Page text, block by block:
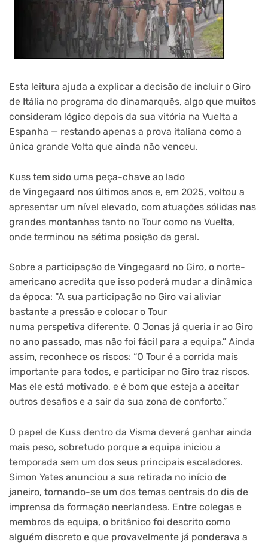
Esta leitura ajuda a explicar a decisão de incluir o Giro
de Itália no programa do dinamarquês, algo que muitos
consideram lógico depois da sua vitória na Vuelta a
Espanha — restando apenas a prova italiana como a
única grande Volta que ainda não venceu.
Kuss tem sido uma peça-chave ao lado
de Vingegaard nos últimos anos e, em 2025, voltou a
apresentar um nível elevado, com atuações sólidas nas
grandes montanhas tanto no Tour como na Vuelta,
onde terminou na sétima posição da geral.
Sobre a participação de Vingegaard no Giro, o norte-
americano acredita que isso poderá mudar a dinâmica
da época: “A sua participação no Giro vai aliviar
bastante a pressão e colocar o Tour
numa perspetiva diferente. O Jonas já queria ir ao Giro
no ano passado, mas não foi fácil para a equipa.” Ainda
assim, reconhece os riscos: “O Tour é a corrida mais
importante para todos, e participar no Giro traz riscos.
Mas ele está motivado, e é bom que esteja a aceitar
outros desafios e a sair da sua zona de conforto.”
O papel de Kuss dentro da Visma deverá ganhar ainda
mais peso, sobretudo porque a equipa iniciou a
temporada sem um dos seus principais escaladores.
Simon Yates anunciou a sua retirada no início de
janeiro, tornando-se um dos temas centrais do dia de
imprensa da formação neerlandesa. Entre colegas e
membros da equipa, o britânico foi descrito como
alguém discreto e que provavelmente já ponderava a